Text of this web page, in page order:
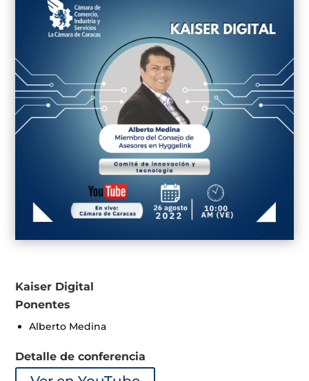
Kaiser Digital
Ponentes
Alberto Medina
Detalle de conferencia